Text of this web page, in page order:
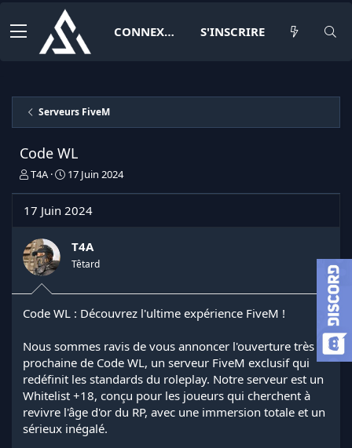
CONNEXION S'INSCRIRE
Serveurs FiveM
Code WL
I
t
a
t
e
u
d
l
d
i
s
c
u
T4A
D
e
e
d
t
17 Juin 2024
17 Juin 2024
T4A
Têtard
Code WL : Découvrez l'ultime expérience FiveM !
Nous sommes ravis de vous annoncer l'ouverture très
prochaine de Code WL, un serveur FiveM exclusif qui
redéfinit les standards du roleplay. Notre serveur est un
Whitelist +18, conçu pour les joueurs qui cherchent à
revivre l'âge d'or du RP, avec une immersion totale et un
sérieux inégalé.